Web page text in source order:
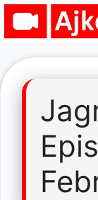
Skip